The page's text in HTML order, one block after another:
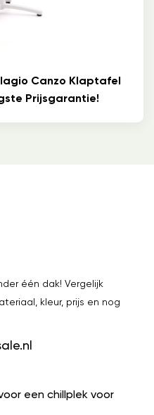
Canzo Klaptafel
Prijsgarantie!
één dak! Vergelijk
kleur, prijs en nog
een chillplek voor